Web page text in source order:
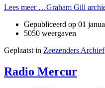
Lees meer …Graham Gill
Gepubliceerd op 01
5050 weergaven
Geplaatst in Zeezenders Archief
Radio Mercur